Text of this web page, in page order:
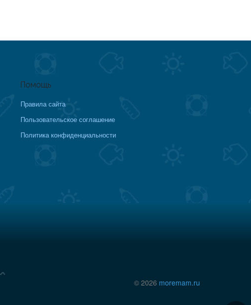
Помощь
Правила сайта
Пользовательское соглашение
Политика конфиденциальности
© 2026 moremam.ru